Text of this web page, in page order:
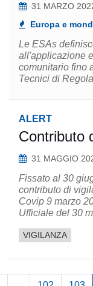
31 MARZO
Europa e
Le ESAs
all'applicazione
comunitario fino
ALERT
Contributo
31 MAGGIO
Fissato al 30
contributo di vigilanza. Così
Covip 9 marzo
Ufficiale del 30
VIGILANZA